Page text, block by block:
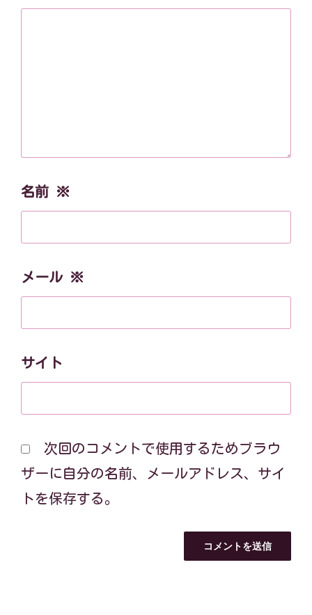
名前 ※
メール ※
サイト
次回のコメントで使用するためブラウ
ザーに自分の名前、メールアドレス、サイ
トを保存する。